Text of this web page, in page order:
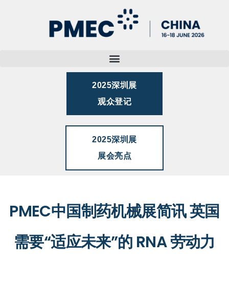
2025深圳展
观众登记
2025深圳展
展会亮点
PMEC中国制药机械展简讯 英国
需要“适应未来”的 RNA 劳动力